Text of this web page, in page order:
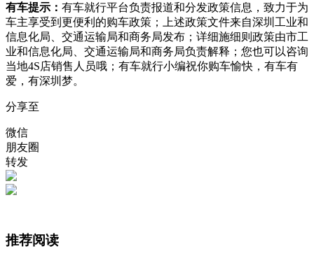
有车提示： 有车就行平台负责报道和分发政策信息，致力于为
车主享受到更便利的购车政策；上述政策文件来自深圳工业和
信息化局、交通运输局和商务局发布；详细施细则政策由市工
业和信息化局、交通运输局和商务局负责解释；您也可以咨询
当地4S店销售人员哦；有车就行小编祝你购车愉快，有车有
爱，有深圳梦。
分享至
微信
朋友圈
转发
推荐阅读